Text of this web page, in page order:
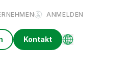
ANMELDEN
Kontakt